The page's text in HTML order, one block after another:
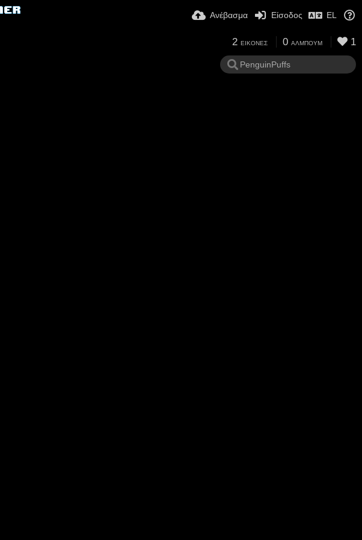
Ανέβασμα Είσοδος EL
2 ΕΙΚΌΝΕΣ 0 ΆΛΜΠΟΥΜ 1